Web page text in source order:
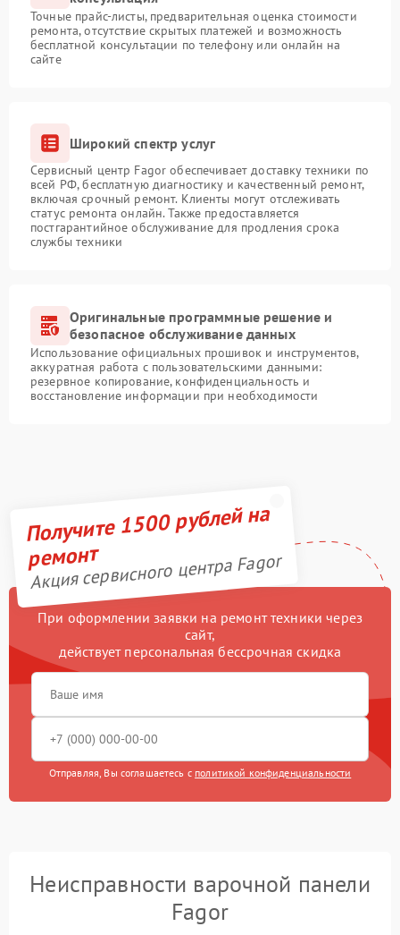
Точные прайс-листы, предварительная оценка стоимости
ремонта, отсутствие скрытых платежей и возможность
бесплатной консультации по телефону или онлайн на
сайте
Широкий спектр услуг
Сервисный центр Fagor обеспечивает доставку техники по
всей РФ, бесплатную диагностику и качественный ремонт,
включая срочный ремонт. Клиенты могут отслеживать
статус ремонта онлайн. Также предоставляется
постгарантийное обслуживание для продления срока
службы техники
Оригинальные программные решение и
безопасное обслуживание данных
Использование официальных прошивок и инструментов,
аккуратная работа с пользовательскими данными:
резервное копирование, конфиденциальность и
восстановление информации при необходимости
Получите 1500 рублей на
ремонт
Акция сервисного центра Fagor
При оформлении заявки на ремонт техники через
сайт,
действует персональная бессрочная скидка
Отправляя, Вы соглашаетесь с политикой конфиденциальности
Неисправности варочной панели
Fagor